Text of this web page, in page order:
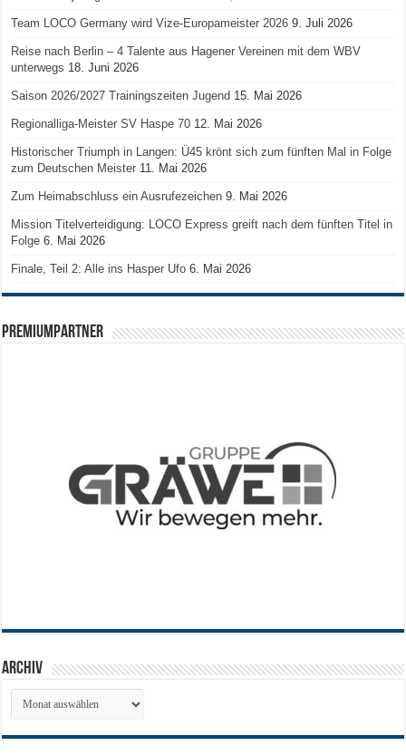
Team LOCO Germany wird Vize-Europameister 2026 9. Juli 2026
Reise nach Berlin – 4 Talente aus Hagener Vereinen mit dem WBV
unterwegs 18. Juni 2026
Saison 2026/2027 Trainingszeiten Jugend 15. Mai 2026
Regionalliga-Meister SV Haspe 70 12. Mai 2026
Historischer Triumph in Langen: Ü45 krönt sich zum fünften Mal in Folge
zum Deutschen Meister 11. Mai 2026
Zum Heimabschluss ein Ausrufezeichen 9. Mai 2026
Mission Titelverteidigung: LOCO Express greift nach dem fünften Titel in
Folge 6. Mai 2026
Finale, Teil 2: Alle ins Hasper Ufo 6. Mai 2026
PREMIUMPARTNER
Archiv
Archiv